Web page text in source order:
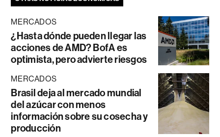
MERCADOS
¿Hasta dónde pueden llegar las
acciones de AMD? BofA es
optimista, pero advierte riesgos
MERCADOS
Brasil deja al mercado mundial
del azúcar con menos
información sobre su cosecha y
producción